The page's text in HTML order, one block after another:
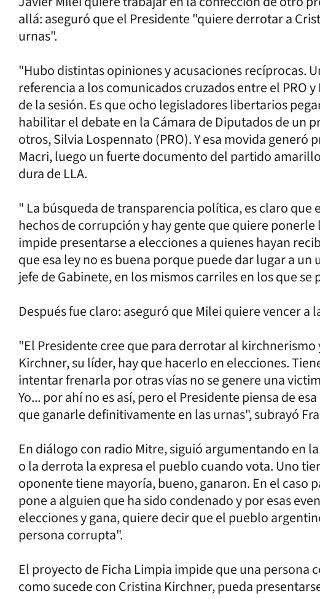
allá: aseguró que el Presidente "quiere derrotar a
urnas".
"Hubo distintas opiniones y acusaciones recíprocas.
referencia a los comunicados cruzados entre el PRO
de la sesión. Es que ocho legisladores libertarios
habilitar el debate en la Cámara de Diputados de un
otros, Silvia Lospennato (PRO). Y esa movida
Macri, luego un fuerte documento del partido
dura de LLA.
" La búsqueda de transparencia política, es claro que
hechos de corrupción y hay gente que quiere
impide presentarse a elecciones a quienes hayan
que esa ley no es buena porque puede dar lugar a
jefe de Gabinete, en los mismos carriles en los que
Después fue claro: aseguró que Milei quiere vencer a
"El Presidente cree que para derrotar al
Kirchner, su líder, hay que hacerlo en elecciones.
intentar frenarla por otras vías no se genere una
Yo... por ahí no es así, pero el Presidente piensa de
que ganarle definitivamente en las urnas", subrayó
En diálogo con radio Mitre, siguió argumentando en
o la derrota la expresa el pueblo cuando vota. Uno
oponente tiene mayoría, bueno, ganaron. En el caso
pone a alguien que ha sido condenado y por esas
elecciones y gana, quiere decir que el pueblo
persona corrupta".
El proyecto de Ficha Limpia impide que una persona
como sucede con Cristina Kirchner, pueda